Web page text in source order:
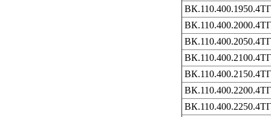
ВК.110.400.1950.4ТГ
ВК.110.400.2000.4ТГ
ВК.110.400.2050.4ТГ
ВК.110.400.2100.4ТГ
ВК.110.400.2150.4ТГ
ВК.110.400.2200.4ТГ
ВК.110.400.2250.4ТГ